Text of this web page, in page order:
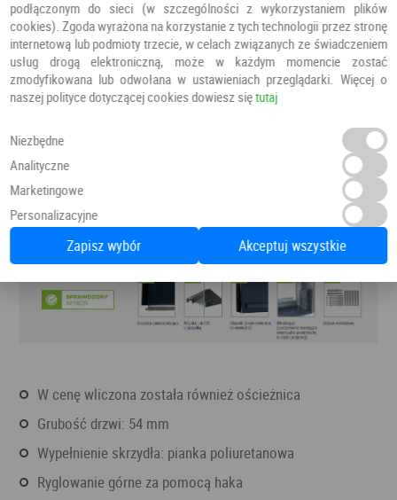
W cenę wliczona została również ościeżnica
Grubość drzwi: 54 mm
Wypełnienie skrzydła: pianka poliuretanowa
Ryglowanie górne za pomocą haka
podłączonym do sieci (w szczególności z wykorzystaniem plików
cookies). Zgoda wyrażona na korzystanie z tych technologii przez stronę
internetową lub podmioty trzecie, w celach związanych ze świadczeniem
usług drogą elektroniczną, może w każdym momencie zostać
zmodyfikowana lub odwołana w ustawieniach przeglądarki. Więcej o
naszej polityce dotyczącej cookies dowiesz siętutaj
Niezbędne
Analityczne
Marketingowe
Personalizacyjne
Zapisz wybór Akceptuj wszystkie